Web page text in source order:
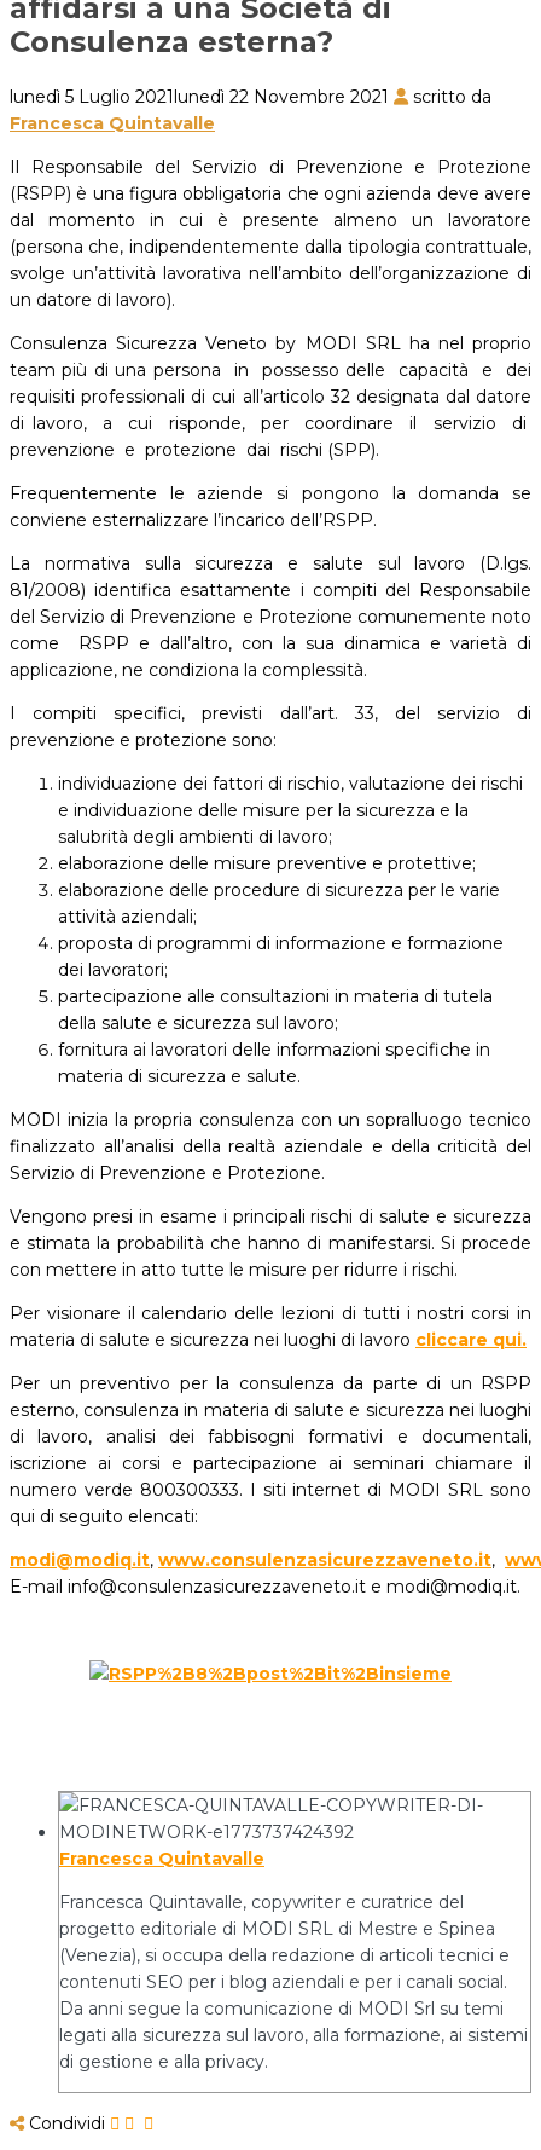
affidarsi a una Società di
Consulenza esterna?
lunedì 5 Luglio 2021lunedì 22 Novembre 2021
scritto da
Francesca Quintavalle
Il Responsabile del Servizio di Prevenzione e Protezione
(RSPP) è una figura obbligatoria che ogni azienda deve avere
dal momento in cui è presente almeno un lavoratore
(persona che, indipendentemente dalla tipologia contrattuale,
svolge un’attività lavorativa nell’ambito dell’organizzazione di
un datore di lavoro).
Consulenza Sicurezza Veneto by MODI SRL ha nel proprio
team più di una persona in possesso delle capacità e dei
requisiti professionali di cui all’articolo 32 designata dal datore
di lavoro, a cui risponde, per coordinare il servizio di
prevenzione e protezione dai rischi (SPP).
Frequentemente le aziende si pongono la domanda se
conviene esternalizzare l’incarico dell’RSPP.
La normativa sulla sicurezza e salute sul lavoro (D.lgs.
81/2008) identifica esattamente i compiti del Responsabile
del Servizio di Prevenzione e Protezione comunemente noto
come RSPP e dall’altro, con la sua dinamica e varietà di
applicazione, ne condiziona la complessità.
I compiti specifici, previsti dall’art. 33, del servizio di
prevenzione e protezione sono:
individuazione dei fattori di rischio, valutazione dei rischi
e individuazione delle misure per la sicurezza e la
salubrità degli ambienti di lavoro;
elaborazione delle misure preventive e protettive;
elaborazione delle procedure di sicurezza per le varie
attività aziendali;
proposta di programmi di informazione e formazione
dei lavoratori;
partecipazione alle consultazioni in materia di tutela
della salute e sicurezza sul lavoro;
fornitura ai lavoratori delle informazioni specifiche in
materia di sicurezza e salute.
MODI inizia la propria consulenza con un sopralluogo tecnico
finalizzato all’analisi della realtà aziendale e della criticità del
Servizio di Prevenzione e Protezione.
Vengono presi in esame i principali rischi di salute e sicurezza
e stimata la probabilità che hanno di manifestarsi. Si procede
con mettere in atto tutte le misure per ridurre i rischi.
Per visionare il calendario delle lezioni di tutti i nostri corsi in
materia di salute e sicurezza nei luoghi di lavoro cliccare qui.
Per un preventivo per la consulenza da parte di un RSPP
esterno, consulenza in materia di salute e sicurezza nei luoghi
di lavoro, analisi dei fabbisogni formativi e documentali,
iscrizione ai corsi e partecipazione ai seminari chiamare il
numero verde 800300333. I siti internet di MODI SRL sono
qui di seguito elencati:
modi@modiq.it, www.consulenzasicurezzaveneto.it,
E-mail info@consulenzasicurezzaveneto.it e modi@modiq.it.
Francesca Quintavalle
Francesca Quintavalle, copywriter e curatrice del
progetto editoriale di MODI SRL di Mestre e Spinea
(Venezia), si occupa della redazione di articoli tecnici e
contenuti SEO per i blog aziendali e per i canali social.
Da anni segue la comunicazione di MODI Srl su temi
legati alla sicurezza sul lavoro, alla formazione, ai sistemi
di gestione e alla privacy.
Condividi